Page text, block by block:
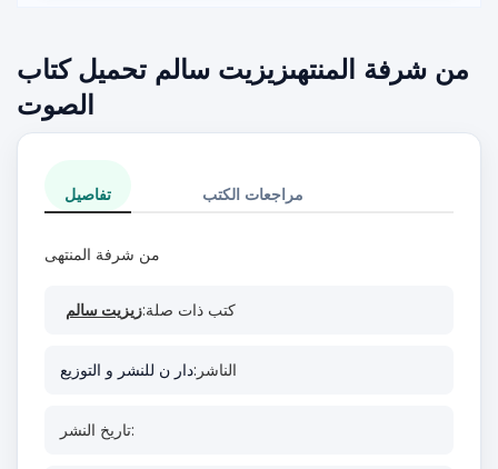
من شرفة المنتهىزيزيت سالم تحميل كتاب
الصوت
تفاصيل مراجعات الكتب
من شرفة المنتهى
كتب ذات صلة:زيزيت سالم
الناشر:دار ن للنشر و التوزيع
تاريخ النشر: